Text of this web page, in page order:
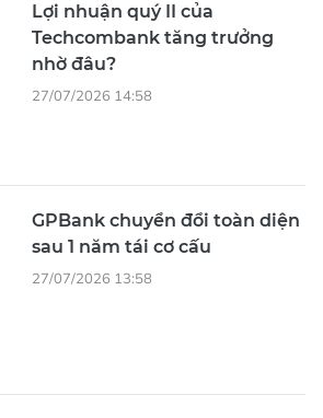
Lợi nhuận quý II của
Techcombank tăng trưởng
nhờ đâu?
27/07/2026 14:58
GPBank chuyển đổi toàn diện
sau 1 năm tái cơ cấu
27/07/2026 13:58